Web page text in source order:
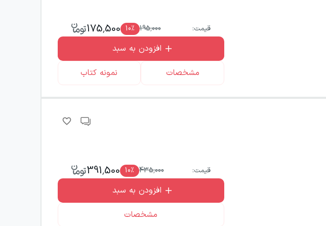
قیمت: 195,000
10٪ 175,500
افزودن به سبد
مشخصات
نمونه کتاب
قیمت: 435,000
10٪ 391,500
افزودن به سبد
مشخصات